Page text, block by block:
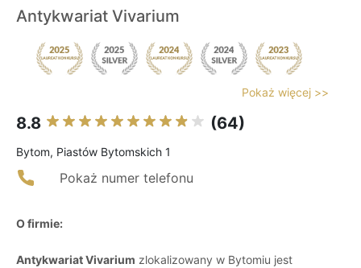
Antykwariat Vivarium
Pokaż więcej >>
8.8 (64)
Bytom, Piastów Bytomskich 1
Pokaż numer telefonu
O firmie:
Antykwariat Vivarium zlokalizowany w Bytomiu jest